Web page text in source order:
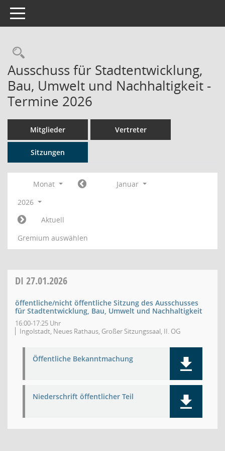
Toggle navigation
Rechercheauswahl
Ausschuss für Stadtentwicklung,
Bau, Umwelt und Nachhaltigkeit -
Termine 2026
Mitglieder Vertreter
Sitzungen
Monat
Januar
2026
Aktuell
Gremium auswählen
DI 27.01.2026
öffentliche/nicht öffentliche Sitzung des Ausschusses
für Stadtentwicklung, Bau, Umwelt und Nachhaltigkeit
16:00-17:25 Uhr
Ingolstadt, Neues Rathaus, Großer Sitzungssaal, II. OG
Öffentliche Bekanntmachung
Niederschrift öffentlicher Teil